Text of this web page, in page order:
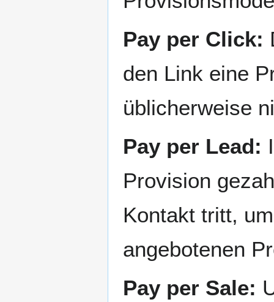
Pay per Click:
den Link eine
üblicherweise
Pay per Lead:
Provision
Kontakt tritt,
angebotenen
Pay per Sale: